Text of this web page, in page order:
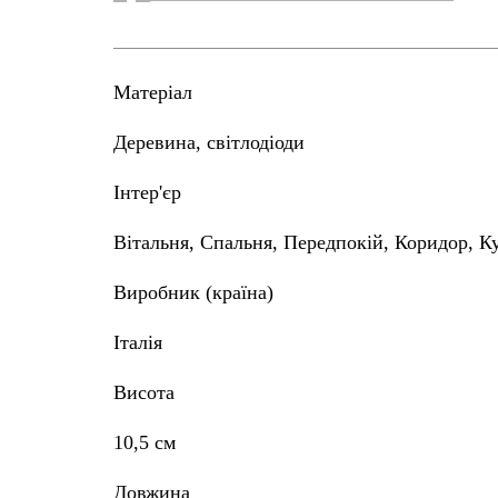
Матеріал
Деревина, світлодіоди
Інтер'єр
Вітальня, Спальня, Передпокій, Коридор,
Виробник (країна)
Італія
Висота
10,5 см
Довжина